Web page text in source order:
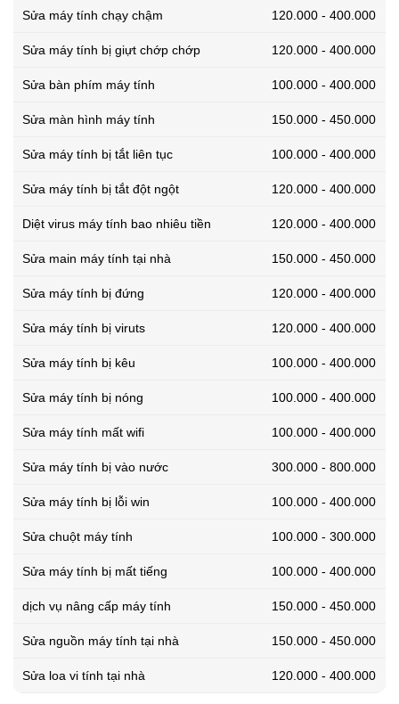
Sửa máy tính chạy chậm 120.000 - 400.000
Sửa máy tính bị giựt chớp chớp 120.000 - 400.000
Sửa bàn phím máy tính 100.000 - 400.000
Sửa màn hình máy tính 150.000 - 450.000
Sửa máy tính bị tắt liên tục 100.000 - 400.000
Sửa máy tính bị tắt đột ngột 120.000 - 400.000
Diệt virus máy tính bao nhiêu tiền 120.000 - 400.000
Sửa main máy tính tại nhà 150.000 - 450.000
Sửa máy tính bị đứng 120.000 - 400.000
Sửa máy tính bị viruts 120.000 - 400.000
Sửa máy tính bị kêu 100.000 - 400.000
Sửa máy tính bị nóng 100.000 - 400.000
Sửa máy tính mất wifi 100.000 - 400.000
Sửa máy tính bị vào nước 300.000 - 800.000
Sửa máy tính bị lỗi win 100.000 - 400.000
Sửa chuột máy tính 100.000 - 300.000
Sửa máy tính bị mất tiếng 100.000 - 400.000
dịch vụ nâng cấp máy tính 150.000 - 450.000
Sửa nguồn máy tính tại nhà 150.000 - 450.000
Sửa loa vi tính tại nhà 120.000 - 400.000